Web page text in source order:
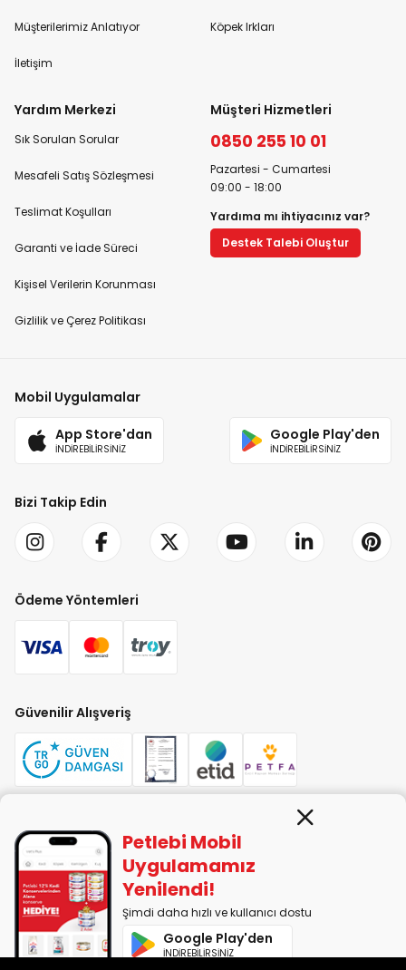
Müşterilerimiz Anlatıyor
İletişim
Köpek Irkları
Yardım Merkezi
Sık Sorulan Sorular
Mesafeli Satış Sözleşmesi
Teslimat Koşulları
Garanti ve İade Süreci
Kişisel Verilerin Korunması
Gizlilik ve Çerez Politikası
Müşteri Hizmetleri
0850 255 10 01
Pazartesi - Cumartesi
09:00 - 18:00
Yardıma mı ihtiyacınız var?
Destek Talebi Oluştur
Mobil Uygulamalar
App Store'dan
İNDİREBİLİRSİNİZ
Google Play'den
İNDİREBİLİRSİNİZ
Bizi Takip Edin
Ödeme Yöntemleri
Güvenilir Alışveriş
PETLEBİ EVCİL HAYVAN ÜRÜNLERİ PAZ. SAN. TİC. LTD. ŞTİ. Alaşarköy Mah.
1. Alaşar Cad. No: 9 Osmangazi/Bursa
7290599225 vergi numarasıyla Uludağ Vergi Dairesi'ne bağlıdır.
2014-2026 © petlebi.com v11.89.0
Bursa'da sevgiyle yapıldı.
Petlebi Mobil
Uygulamamız
Yenilendi!
Şimdi daha hızlı ve kullanıcı dostu
Google Play'den
İNDİREBİLİRSİNİZ